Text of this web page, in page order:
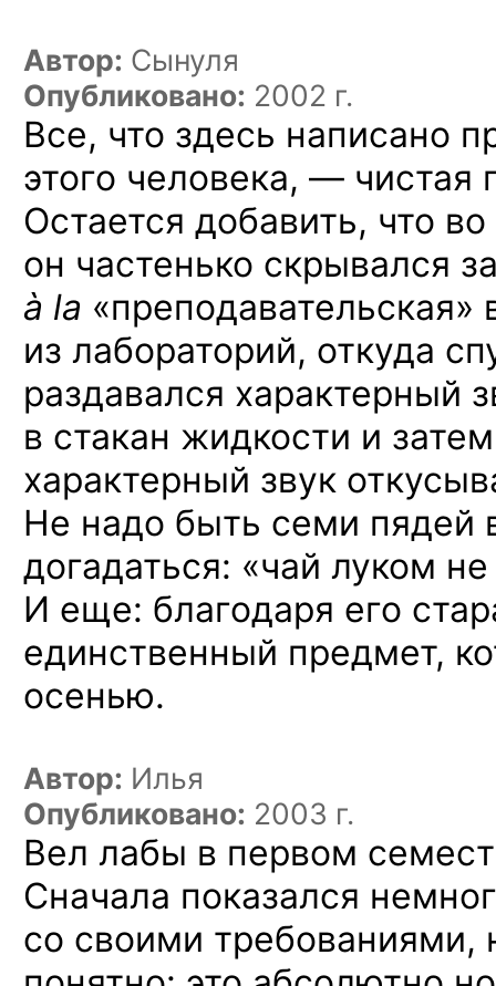
Автор: Сынуля
Опубликовано: 2002 г.
Все, что здесь написано
этого человека, — чистая
Остается добавить, что
он частенько скрывался
à la «преподавательская»
из лабораторий, откуда
раздавался характерный
в стакан жидкости и
характерный звук
Не надо быть семи пядей
догадаться: «чай луком
И еще: благодаря его
единственный предмет,
осенью.
Автор: Илья
Опубликовано: 2003 г.
Вел лабы в первом
Сначала показался
со своими требованиями,